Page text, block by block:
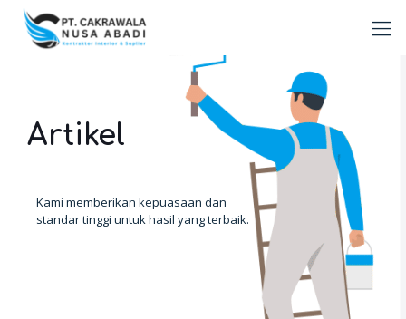
Artikel
Kami memberikan kepuasaan dan
standar tinggi untuk hasil yang terbaik.